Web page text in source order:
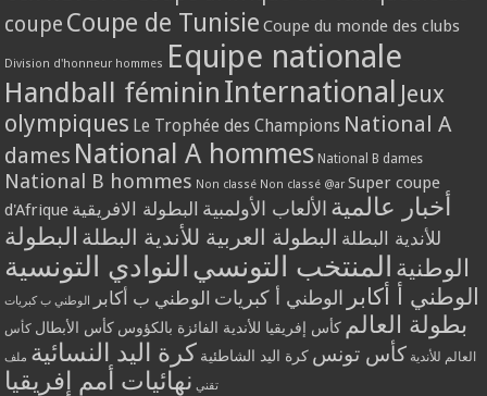
coupe Coupe de Tunisie Coupe du monde des clubs
Division d'honneur hommes Equipe nationale
Handball féminin International Jeux
olympiques Le Trophée des Champions National A
dames National A hommes National B dames
National B hommes Non classé Non classé @ar Super coupe
d'Afrique
أخبار عالمية الألعاب الأولمبية البطولة الافريقية
للأندية البطلة البطولة العربية للأندية البطلة البطولة
الوطنية المنتخب التونسي النوادي التونسية
الوطني أ أكابر الوطني أ كبريات الوطني ب أكابر الوطني ب كبريات
بطولة العالم كأس إفريقيا للأندية الفائزة بالكؤوس كأس الأبطال كأس
العالم للأندية كأس تونس كرة اليد الشاطئية كرة اليد النسائية ملف
تقني نهائيات أمم إفريقيا